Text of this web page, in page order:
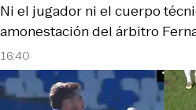
16:40
Ni el jugador ni el cuerpo
amonestación del árbitro